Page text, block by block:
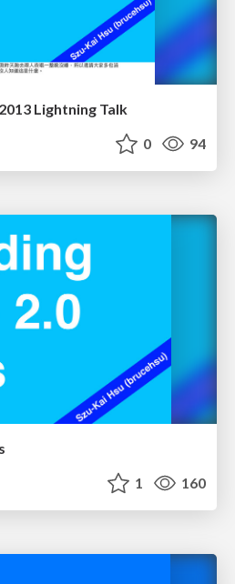
Lightning Talk
0 94
1 160